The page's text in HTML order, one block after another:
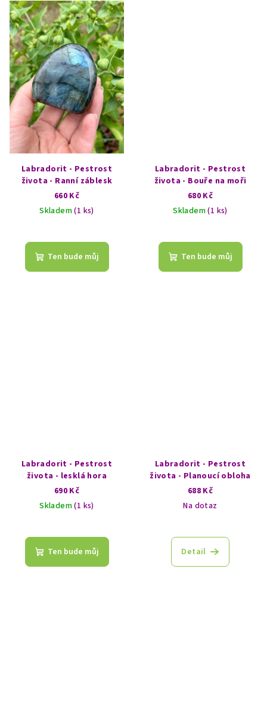
Labradorit - Pestrost
života - Ranní záblesk
660 Kč
Skladem(1 ks)
Ten bude můj
Labradorit - Pestrost
života - Bouře na moři
680 Kč
Skladem(1 ks)
Ten bude můj
Labradorit - Pestrost
života - lesklá hora
690 Kč
Skladem(1 ks)
Ten bude můj
Labradorit - Pestrost
života - Planoucí obloha
688 Kč
Na dotaz
Detail